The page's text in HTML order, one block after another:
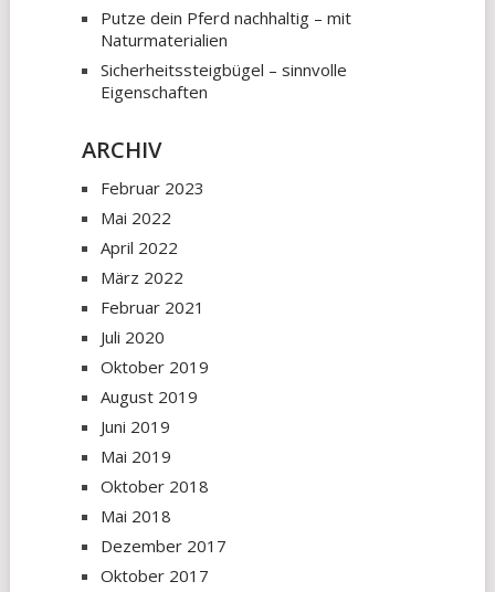
Putze dein Pferd nachhaltig – mit
Naturmaterialien
Sicherheitssteigbügel – sinnvolle
Eigenschaften
ARCHIV
Februar 2023
Mai 2022
April 2022
März 2022
Februar 2021
Juli 2020
Oktober 2019
August 2019
Juni 2019
Mai 2019
Oktober 2018
Mai 2018
Dezember 2017
Oktober 2017